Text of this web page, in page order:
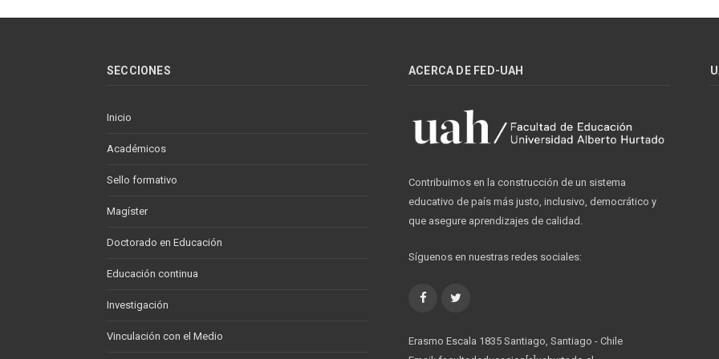
SECCIONES
Inicio
Académicos
Sello formativo
Magíster
Doctorado en Educación
Educación continua
Investigación
Vinculación con el Medio
ACERCA DE FED-UAH
Contribuimos en la construcción de un sistema
educativo de país más justo, inclusivo, democrático y
que asegure aprendizajes de calidad.
Síguenos en nuestras redes sociales:
Facebook
Erasmo Escala 1835 Santiago, Santiago - Chile